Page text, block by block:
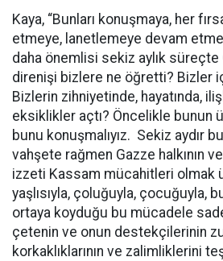
Kaya, “Bunları konuşmaya, her
etmeye, lanetlemeye devam
daha önemlisi sekiz aylık süreçte
direnişi bizlere ne öğretti? Bizler
Bizlerin zihniyetinde, hayatında,
eksiklikler açtı? Öncelikle bunun
bunu konuşmalıyız. Sekiz aydır
vahşete rağmen Gazze halkının
izzeti Kassam mücahitleri olmak
yaşlısıyla, çoluğuyla, çocuğuyla,
ortaya koyduğu bu mücadele
çetenin ve onun destekçilerinin
korkaklıklarının ve zalimliklerini